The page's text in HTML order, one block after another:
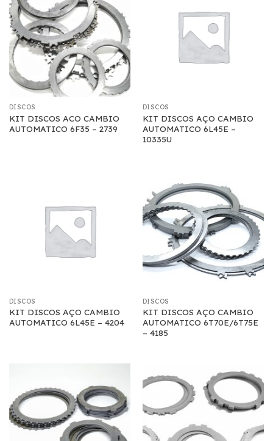
DISCOS
KIT DISCOS ACO CAMBIO
AUTOMATICO 6F35 – 2739
DISCOS
KIT DISCOS AÇO CAMBIO
AUTOMATICO 6L45E –
10335U
DISCOS
KIT DISCOS AÇO CAMBIO
AUTOMATICO 6L45E – 4204
DISCOS
KIT DISCOS AÇO CAMBIO
AUTOMATICO 6T70E/6T75E
– 4185